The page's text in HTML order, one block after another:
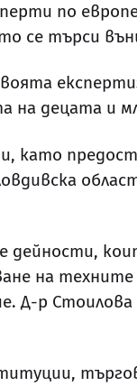
по
се търси
на децата и
като
на
р